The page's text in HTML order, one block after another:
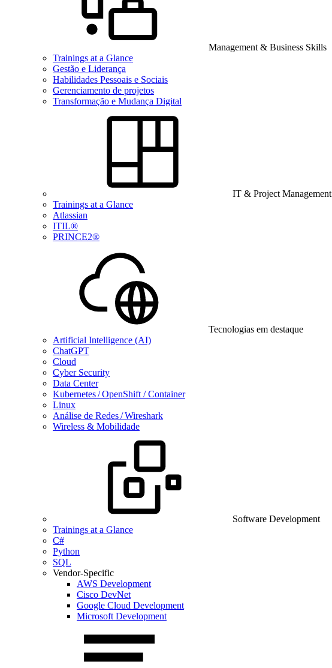
Management & Business Skills
Trainings at a Glance
Gestão e Liderança
Habilidades Pessoais e Sociais
Gerenciamento de projetos
Transformação e Mudança Digital
IT & Project Management
Trainings at a Glance
Atlassian
ITIL®
PRINCE2®
Tecnologias em destaque
Artificial Intelligence (AI)
ChatGPT
Cloud
Cyber Security
Data Center
Kubernetes / OpenShift / Container
Linux
Análise de Redes / Wireshark
Wireless & Mobilidade
Software Development
Trainings at a Glance
C#
Python
SQL
Vendor-Specific
AWS Development
Cisco DevNet
Google Cloud Development
Microsoft Development